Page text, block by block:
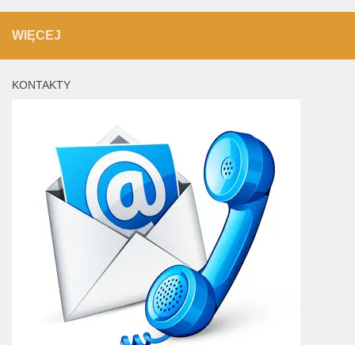
WIĘCEJ
KONTAKTY